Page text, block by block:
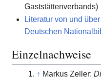
Gaststättenverbands)
Literatur von und
Deutschen
Einzelnachweise
↑ Markus Zeller: